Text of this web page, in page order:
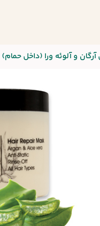
و آلوئه ورا (داخل حمام)